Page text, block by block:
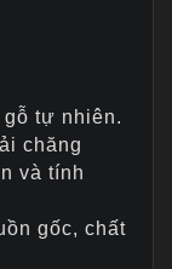
tự nhiên.
chăng
và tính
gốc, chất